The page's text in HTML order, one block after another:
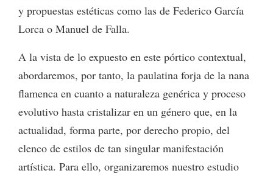
y propuestas estéticas como las de Federico García
Lorca o Manuel de Falla.
A la vista de lo expuesto en este pórtico contextual,
abordaremos, por tanto, la paulatina forja de la nana
flamenca en cuanto a naturaleza genérica y proceso
evolutivo hasta cristalizar en un género que, en la
actualidad, forma parte, por derecho propio, del
elenco de estilos de tan singular manifestación
artística. Para ello, organizaremos nuestro estudio